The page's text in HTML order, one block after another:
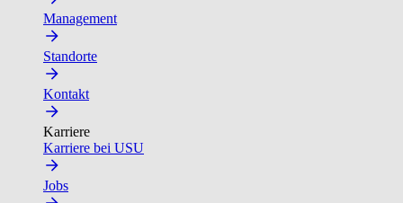
Management
Standorte
Kontakt
Karriere
Karriere bei USU
Jobs